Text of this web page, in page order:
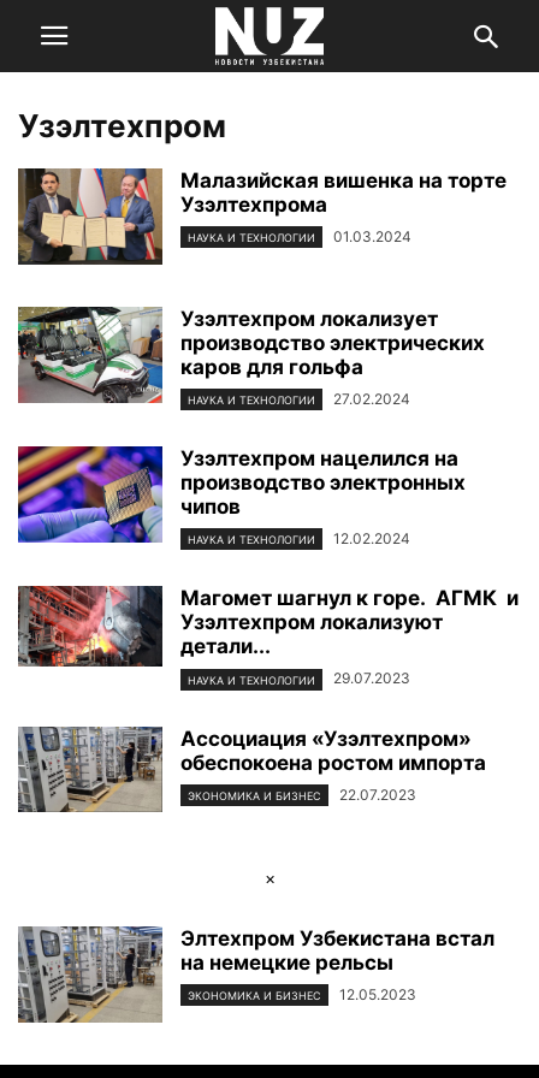
Узэлтехпром
Малазийская вишенка на торте
Узэлтехпрома
НАУКА И ТЕХНОЛОГИИ 01.03.2024
Узэлтехпром локализует
производство электрических
каров для гольфа
НАУКА И ТЕХНОЛОГИИ 27.02.2024
Узэлтехпром нацелился на
производство электронных
чипов
НАУКА И ТЕХНОЛОГИИ 12.02.2024
Магомет шагнул к горе. АГМК и
Узэлтехпром локализуют
детали...
НАУКА И ТЕХНОЛОГИИ 29.07.2023
Ассоциация «Узэлтехпром»
обеспокоена ростом импорта
ЭКОНОМИКА И БИЗНЕС 22.07.2023
×
Элтехпром Узбекистана встал
на немецкие рельсы
ЭКОНОМИКА И БИЗНЕС 12.05.2023